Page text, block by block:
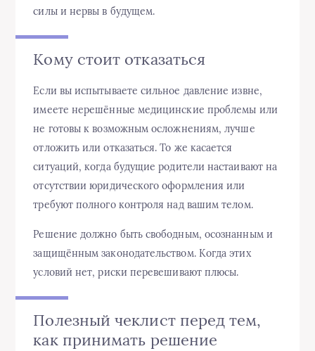
силы и нервы в будущем.
Кому стоит отказаться
Если вы испытываете сильное давление извне,
имеете нерешённые медицинские проблемы или
не готовы к возможным осложнениям, лучше
отложить или отказаться. То же касается
ситуаций, когда будущие родители настаивают на
отсутствии юридического оформления или
требуют полного контроля над вашим телом.
Решение должно быть свободным, осознанным и
защищённым законодательством. Когда этих
условий нет, риски перевешивают плюсы.
Полезный чеклист перед тем,
как принимать решение